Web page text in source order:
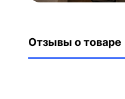
Отзывы о товаре